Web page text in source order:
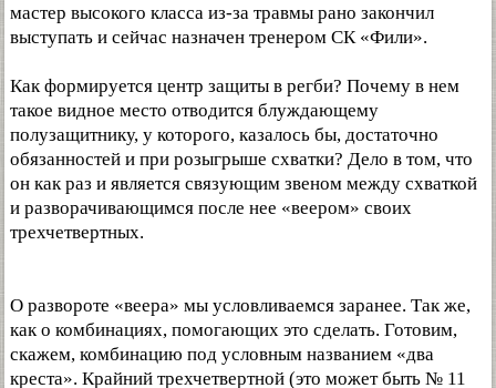
мастер высокого класса из-за травмы рано закончил
выступать и сейчас назначен тренером СК «Фили».
Как формируется центр защиты в регби? Почему в нем
такое видное место отводится блуждающему
полузащитнику, у которого, казалось бы, достаточно
обязанностей и при розыгрыше схватки? Дело в том, что
он как раз и является связующим звеном между схваткой
и разворачивающимся после нее «веером» своих
трехчетвертных.
О развороте «веера» мы условливаемся заранее. Так же,
как о комбинациях, помогающих это сделать. Готовим,
скажем, комбинацию под условным названием «два
креста». Крайний трехчетвертной (это может быть № 11